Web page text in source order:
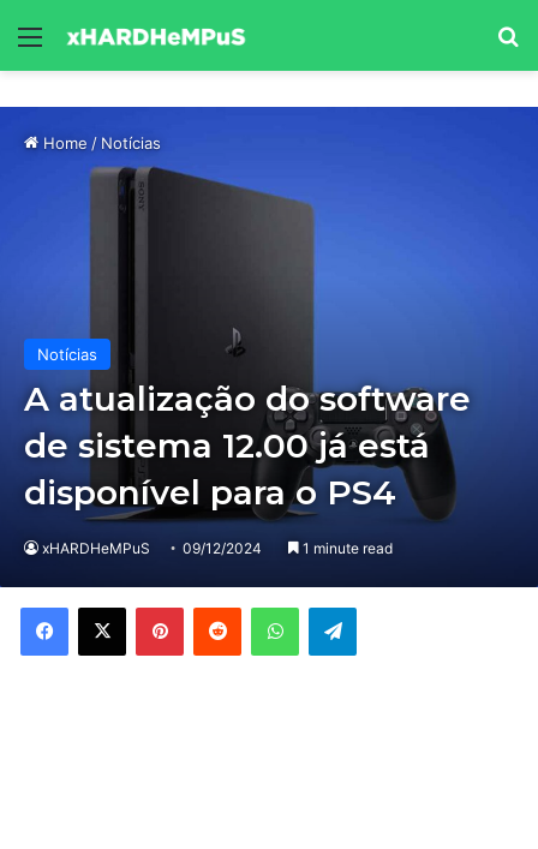
Menu
Home / Notícias
Notícias
A atualização do software
de sistema 12.00 já está
disponível para o PS4
xHARDHeMPuS 09/12/2024 1 minute read
Facebook
X PinterestReddit WhatsAppTelegram